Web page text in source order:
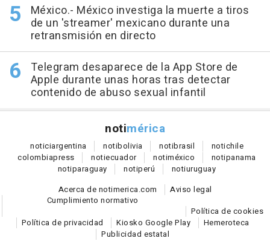
México.- México investiga la muerte a tiros
de un 'streamer' mexicano durante una
retransmisión en directo
Telegram desaparece de la App Store de
Apple durante unas horas tras detectar
contenido de abuso sexual infantil
notimérica
noticiargentina notibolivia notibrasil notichile
colombiapress notiecuador notiméxico notipanama
notiparaguay notiperú notiuruguay
Acerca de notimerica.com
Aviso legal
Cumplimiento normativo
Política de cookies
Política de privacidad
Kiosko Google Play
Hemeroteca
Publicidad estatal